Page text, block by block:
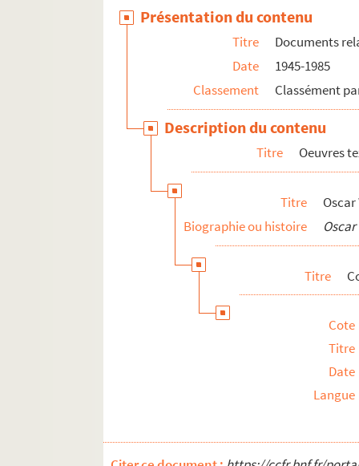
Illustrations d'oeuvres textuelles de tiers
Articles et documents sur Philippe Jullian
Papiers de famille
Présentation du contenu
Titre
Documents
Date
1945-1985
Classement
Classément
Description du contenu
Titre Oeuvres
Titre
Biographie ou histoire
Titre
Cote
Titre
Date
Langue